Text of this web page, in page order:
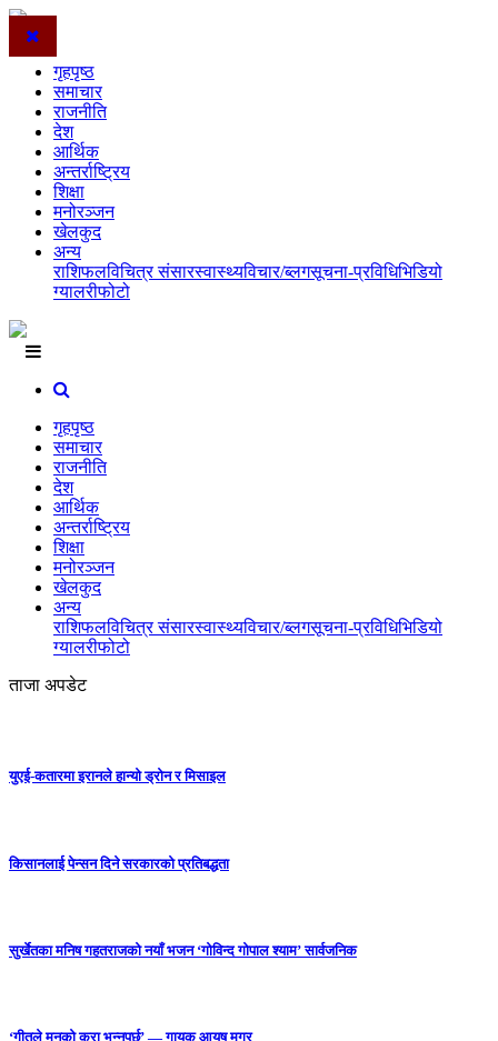
गृहपृष्ठ
समाचार
राजनीति
देश
आर्थिक
अन्तर्राष्ट्रिय
शिक्षा
मनोरञ्जन
खेलकुद
अन्य
राशिफलविचित्र संसारस्वास्थ्यविचार/ब्लगसूचना-प्रविधिभिडियो
ग्यालरीफोटो
गृहपृष्ठ
समाचार
राजनीति
देश
आर्थिक
अन्तर्राष्ट्रिय
शिक्षा
मनोरञ्जन
खेलकुद
अन्य
राशिफलविचित्र संसारस्वास्थ्यविचार/ब्लगसूचना-प्रविधिभिडियो
ग्यालरीफोटो
ताजा अपडेट
युएई-कतारमा इरानले हान्यो ड्रोन र मिसाइल
किसानलाई पेन्सन दिने सरकारको प्रतिबद्धता
सुर्खेतका मनिष गहतराजको नयाँ भजन ‘गोविन्द गोपाल श्याम’ सार्वजनिक
‘गीतले मनको कुरा भन्नुपर्छ’ — गायक आयुष मगर